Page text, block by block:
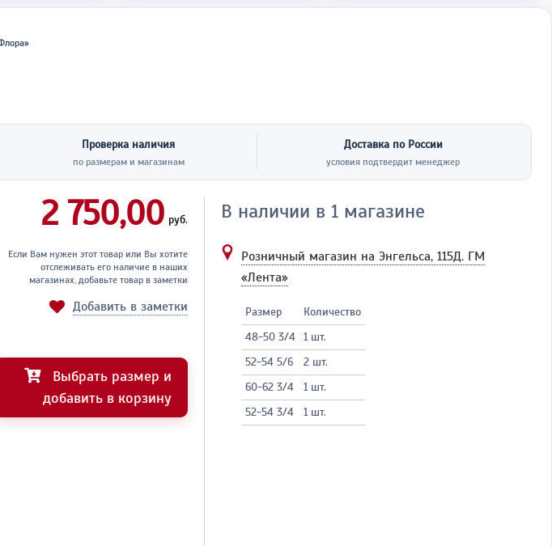
Проверка наличия
по размерам и магазинам
Доставка по России
условия подтвердит менеджер
2 750,00 руб.
Если Вам нужен этот товар или Вы хотите
отслеживать его наличие в наших
магазинах, добавьте товар в заметки
Добавить в заметки
Выбрать размер и
добавить в корзину
В наличии в 1 магазине
Розничный магазин на Энгельса, 115Д. ГМ
«Лента»
Размер
Количество
48-50 3/4
1 шт.
52-54 5/6
2 шт.
60-62 3/4
1 шт.
52-54 3/4
1 шт.